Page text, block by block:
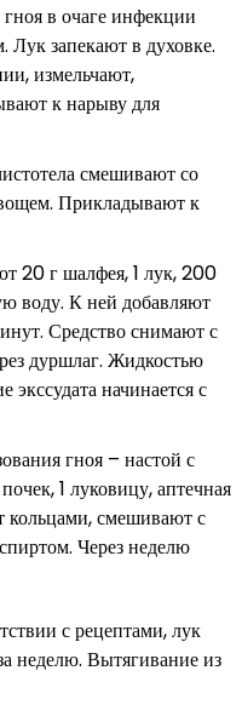
в очаге инфекции
Лук запекают в духовке.
измельчают,
к нарыву для
смешивают со
Прикладывают к
20 г шалфея, 1 лук, 200
воду. К ней добавляют
Средство снимают с
дуршлаг. Жидкостью
начинается с
гноя – настой с
1 луковицу, аптечная
кольцами, смешивают с
Через неделю
с рецептами, лук
неделю. Вытягивание из